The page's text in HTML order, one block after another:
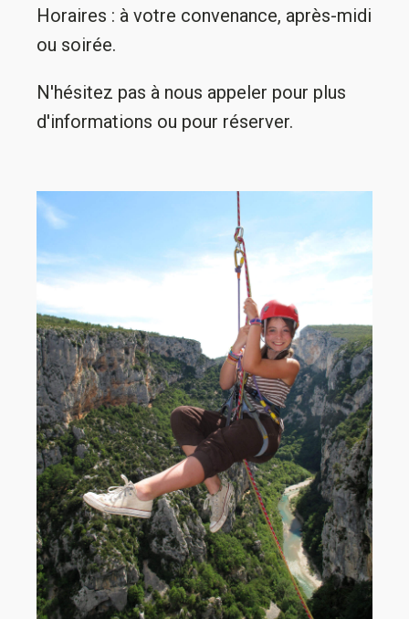
Horaires : à votre convenance, après-midi
ou soirée.
N'hésitez pas à nous appeler pour plus
d'informations ou pour réserver.